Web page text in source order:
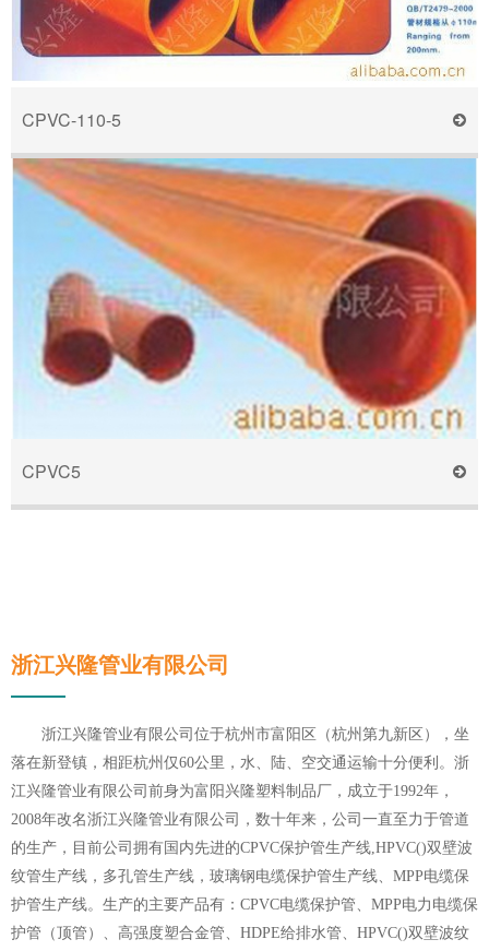
CPVC-110-5
CPVC5
浙江兴隆管业有限公司
浙江兴隆管业有限公司位于杭州市富阳区（杭州第九新区），坐
落在新登镇，相距杭州仅60公里，水、陆、空交通运输十分便利。浙
江兴隆管业有限公司前身为富阳兴隆塑料制品厂，成立于1992年，
2008年改名浙江兴隆管业有限公司，数十年来，公司一直至力于管道
的生产，目前公司拥有国内先进的CPVC保护管生产线,HPVC()双壁波
纹管生产线，多孔管生产线，玻璃钢电缆保护管生产线、MPP电缆保
护管生产线。生产的主要产品有：CPVC电缆保护管、MPP电力电缆保
护管（顶管）、高强度塑合金管、HDPE给排水管、HPVC()双壁波纹